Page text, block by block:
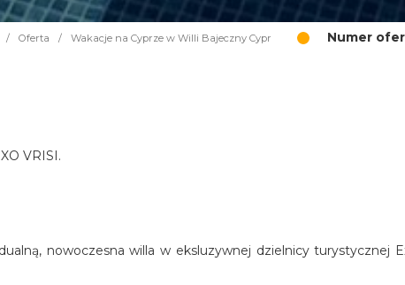
/ Oferta / Wakacje na Cyprze w Willi Bajeczny Cypr Numer
VRISI.
nowoczesna willa w eksluzywnej dzielnicy turystycznej